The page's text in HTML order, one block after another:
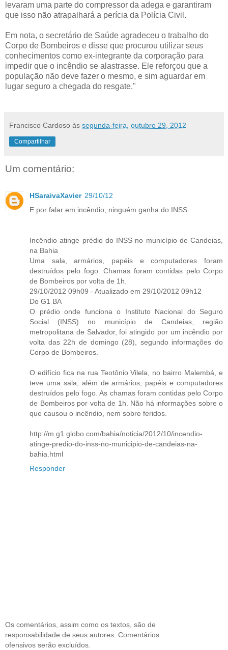
levaram uma parte do compressor da adega e garantiram
que isso não atrapalhará a perícia da Polícia Civil.
Em nota, o secretário de Saúde agradeceu o trabalho do
Corpo de Bombeiros e disse que procurou utilizar seus
conhecimentos como ex-integrante da corporação para
impedir que o incêndio se alastrasse. Ele reforçou que a
população não deve fazer o mesmo, e sim aguardar em
lugar seguro a chegada do resgate."
Francisco Cardoso às segunda-feira, outubro 29, 2012
Compartilhar
Um comentário:
HSaraivaXavier 29/10/12
E por falar em incêndio, ninguém ganha do INSS.
Incêndio atinge prédio do INSS no município de Candeias,
na Bahia
Uma sala, armários, papéis e computadores foram
destruídos pelo fogo. Chamas foram contidas pelo Corpo
de Bombeiros por volta de 1h.
29/10/2012 09h09 - Atualizado em 29/10/2012 09h12
Do G1 BA
O prédio onde funciona o Instituto Nacional do Seguro
Social (INSS) no município de Candeias, região
metropolitana de Salvador, foi atingido por um incêndio por
volta das 22h de domingo (28), segundo informações do
Corpo de Bombeiros.
O edifício fica na rua Teotônio Vilela, no bairro Malembá, e
teve uma sala, além de armários, papéis e computadores
destruídos pelo fogo. As chamas foram contidas pelo Corpo
de Bombeiros por volta de 1h. Não há informações sobre o
que causou o incêndio, nem sobre feridos.
http://m.g1.globo.com/bahia/noticia/2012/10/incendio-
atinge-predio-do-inss-no-municipio-de-candeias-na-
bahia.html
Responder
Os comentários, assim como os textos, são de
responsabilidade de seus autores. Comentários
ofensivos serão excluídos.